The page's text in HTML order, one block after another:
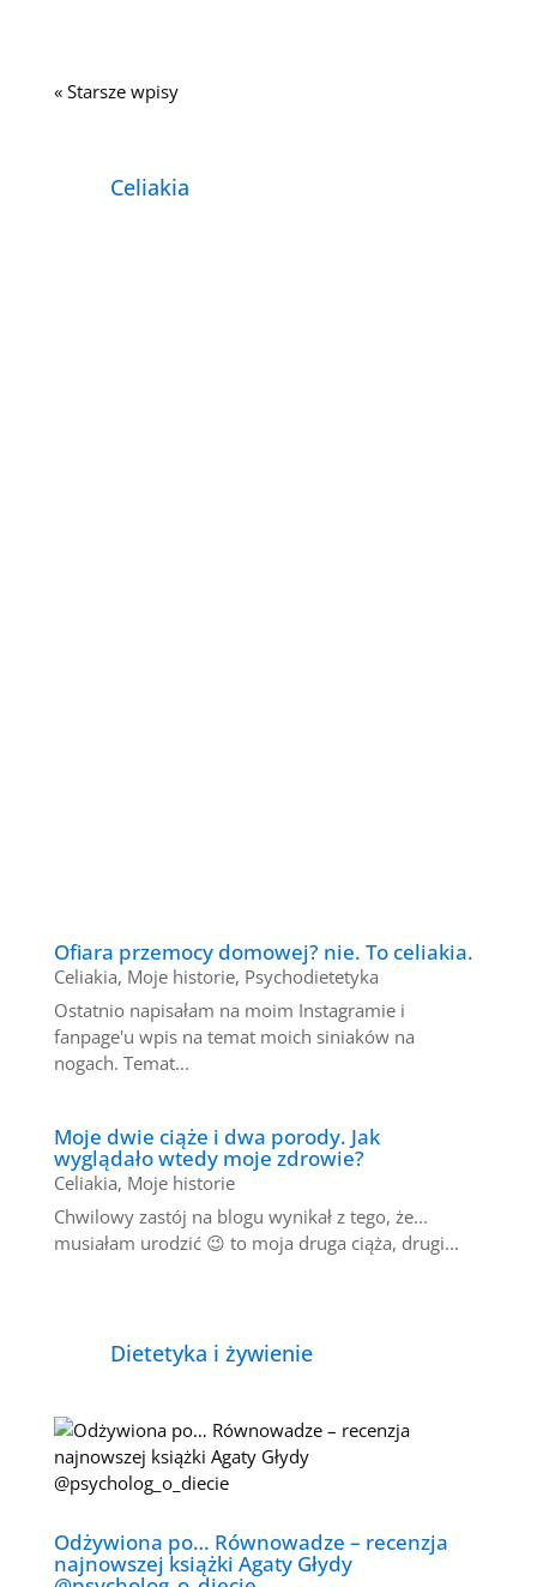
« Starsze wpisy
Celiakia
Ofiara przemocy domowej? nie. To celiakia.
Celiakia, Moje historie, Psychodietetyka
Ostatnio napisałam na moim Instagramie i
fanpage'u wpis na temat moich siniaków na
nogach. Temat...
Moje dwie ciąże i dwa porody. Jak
wyglądało wtedy moje zdrowie?
Celiakia, Moje historie
Chwilowy zastój na blogu wynikał z tego, że...
musiałam urodzić 😉 to moja druga ciąża, drugi...
Dietetyka i żywienie
Odżywiona po… Równowadze – recenzja
najnowszej książki Agaty Głydy